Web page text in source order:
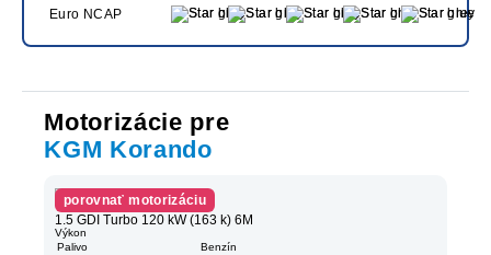
Euro NCAP
Motorizácie pre
KGM Korando
porovnať motorizáciu
1.5 GDI Turbo 120 kW (163 k) 6M
Výkon
Palivo
Benzín